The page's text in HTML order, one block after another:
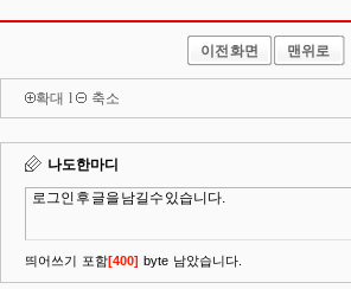
이전화면 맨위로
확대 l 축소